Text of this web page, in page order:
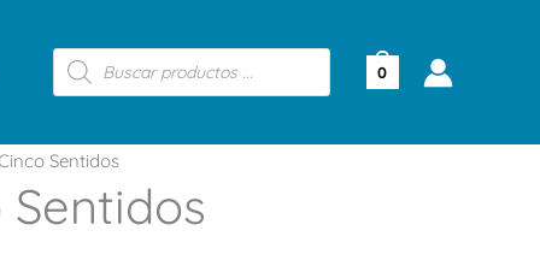
Búsqueda
de
productos
0
Sentidos
Sentidos